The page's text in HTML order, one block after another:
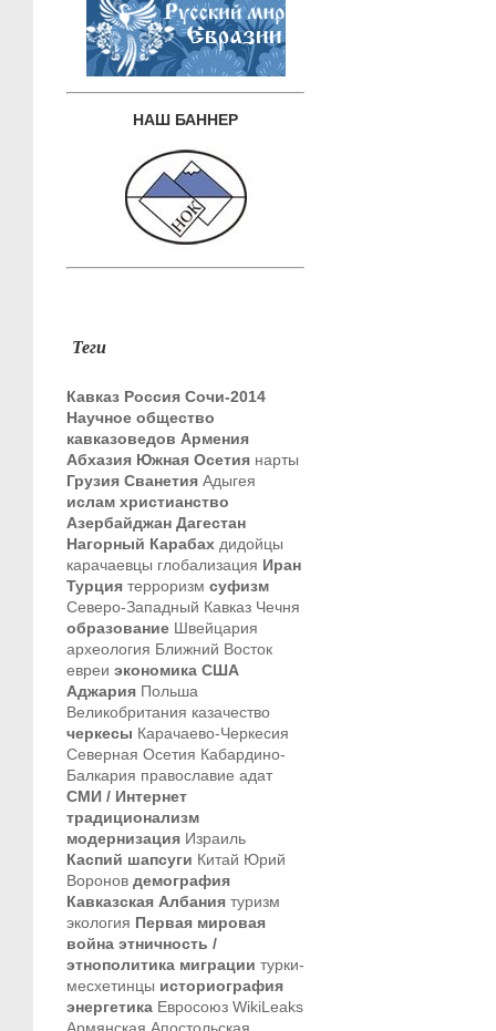
НАШ БАННЕР
Теги
Кавказ Россия Сочи-2014
Научное общество
кавказоведов Армения
Абхазия Южная Осетия нарты
Грузия Сванетия Адыгея
ислам христианство
Азербайджан Дагестан
Нагорный Карабах дидойцы
карачаевцы глобализация Иран
Турция терроризм суфизм
Северо-Западный Кавказ Чечня
образование Швейцария
археология Ближний Восток
евреи экономика США
Аджария Польша
Великобритания казачество
черкесы Карачаево-Черкесия
Северная Осетия Кабардино-
Балкария православие адат
СМИ / Интернет
традиционализм
модернизация Израиль
Каспий шапсуги Китай Юрий
Воронов демография
Кавказская Албания туризм
экология Первая мировая
война этничность /
этнополитика миграции турки-
месхетинцы историография
энергетика Евросоюз WikiLeaks